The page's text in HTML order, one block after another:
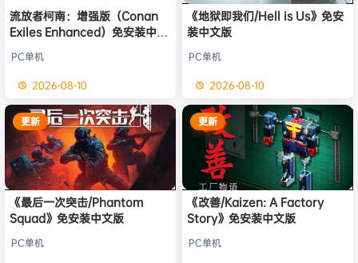
流放者柯南：增强版（Conan
Exiles Enhanced）免安装中文
PC单机
2026-08-10
《地狱即我们/Hell is Us》免安
装中文版
PC单机
2026-08-10
更新
《最后一次突击/Phantom
Squad》免安装中文版
PC单机
更新
《改善/Kaizen: A Factory
Story》免安装中文版
PC单机